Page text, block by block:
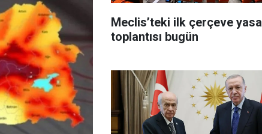
Meclis’teki ilk çerçeve yasa
toplantısı bugün